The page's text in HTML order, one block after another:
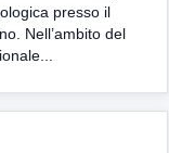
presso il
Nell’ambito del